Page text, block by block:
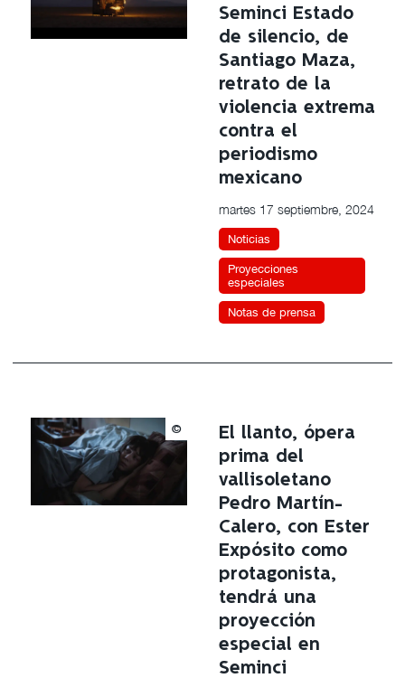
Seminci Estado
de silencio, de
Santiago Maza,
retrato de la
violencia extrema
contra el
periodismo
mexicano
martes 17 septiembre, 2024
Noticias
Proyecciones
especiales
Notas de prensa
©
El llanto, ópera
prima del
vallisoletano
Pedro Martín-
Calero, con Ester
Expósito como
protagonista,
tendrá una
proyección
especial en
Seminci